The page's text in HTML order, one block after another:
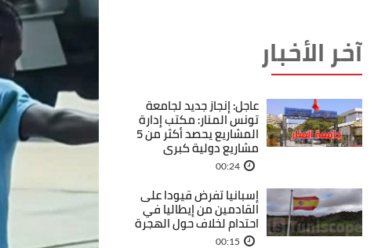
آخر الأخبار
عاجل: إنجاز جديد لجامعة
تونس المنار: مكتب إدارة
المشاريع يحصد أكثر من 5
مشاريع دولية كبرى
00:24
إسبانيا تفرض قيودا على
القادمين من إيطاليا في
احتدام لخلاف حول الهجرة
00:15